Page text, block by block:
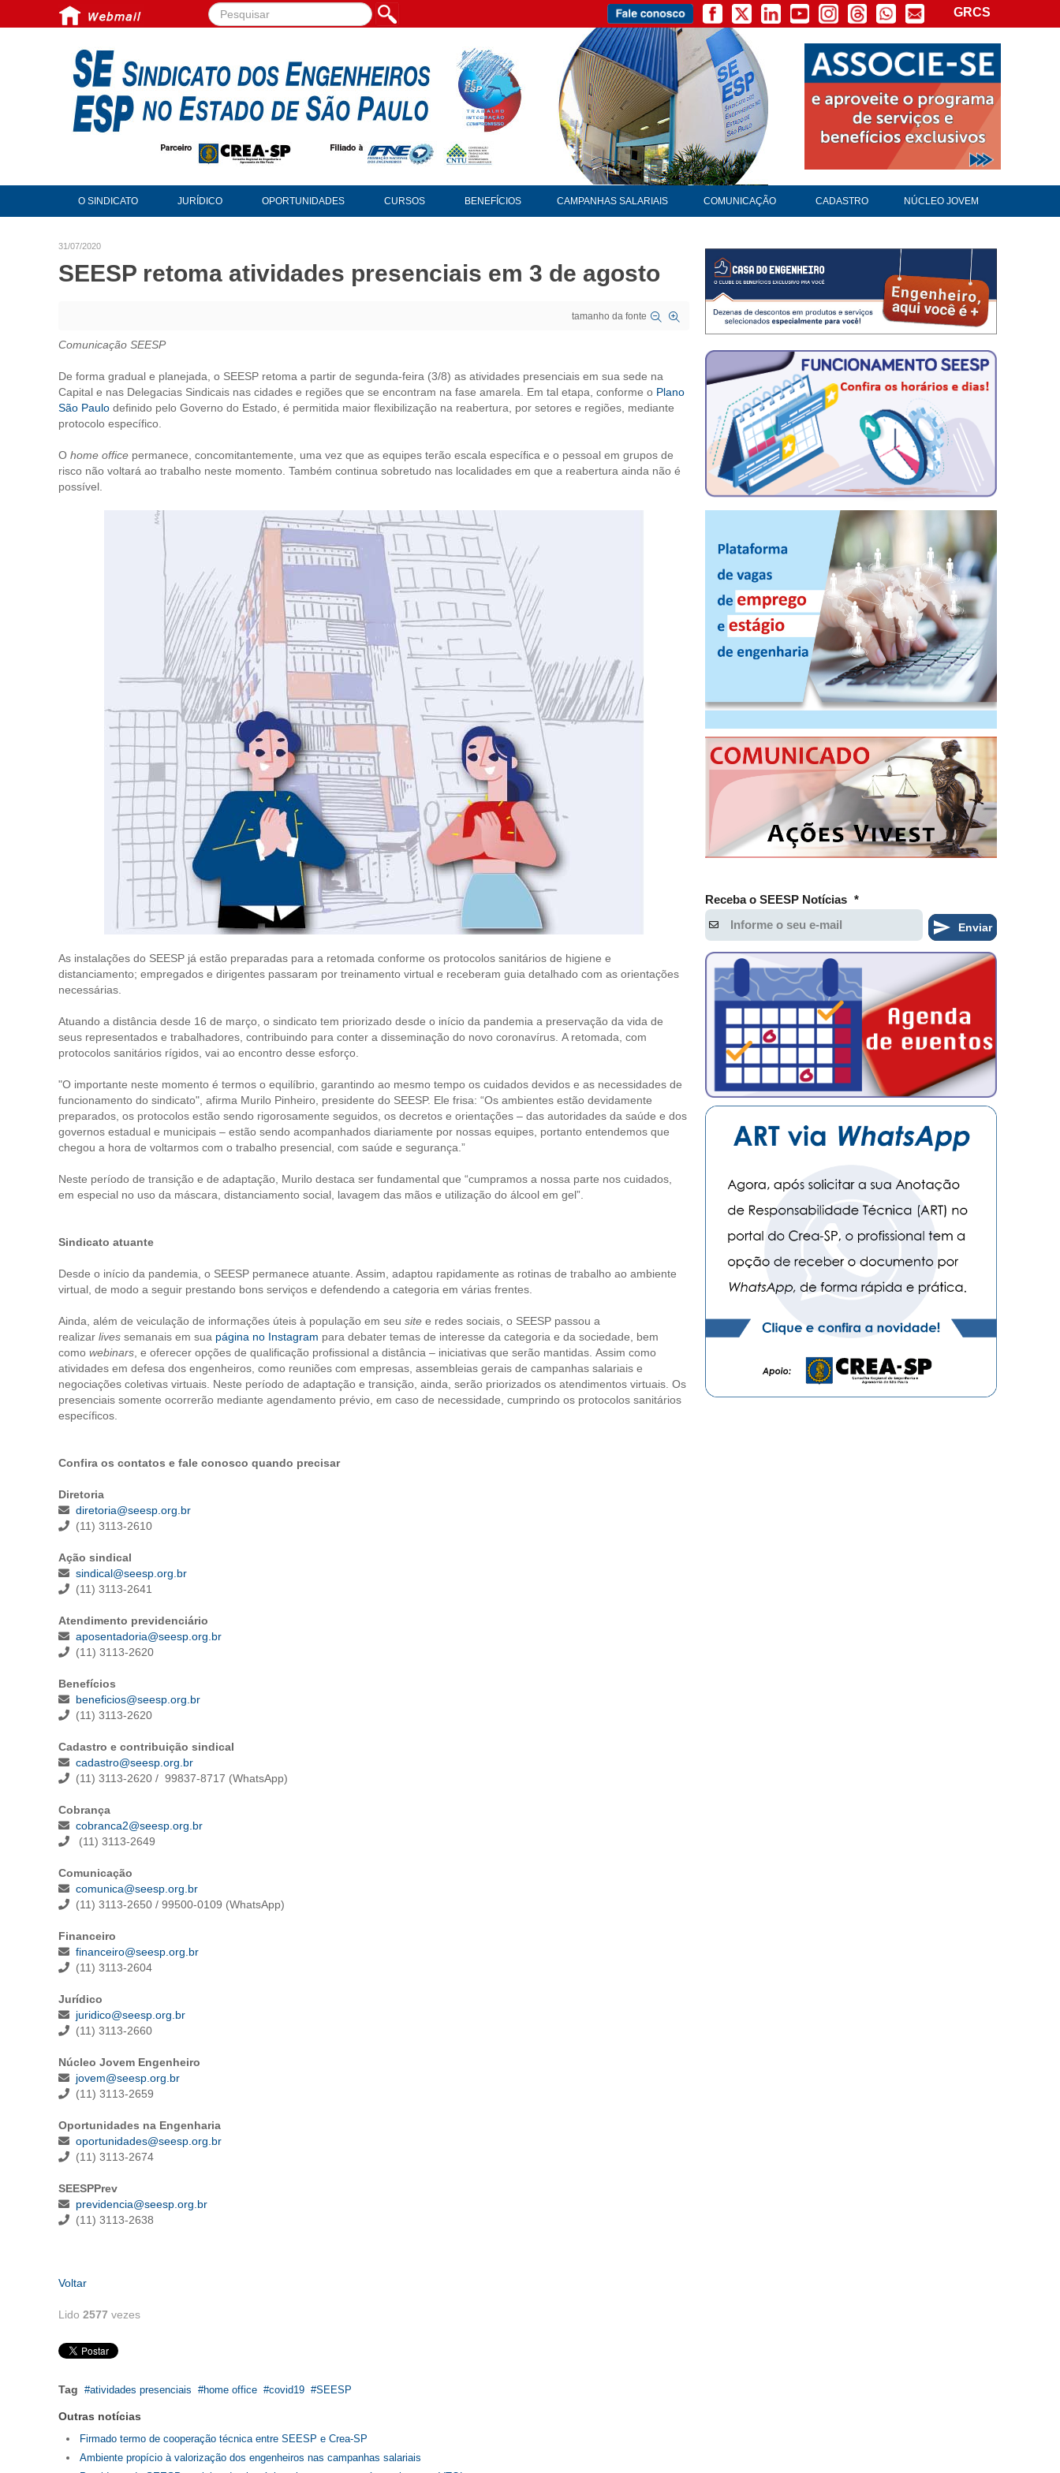
Pesquisar... GRCS
O SINDICATO JURÍDICO OPORTUNIDADES CURSOS BENEFÍCIOS CAMPANHAS SALARIAIS COMUNICAÇÃO CADASTRO NÚCLEO JOVEM
31/07/2020
SEESP retoma atividades presenciais em 3 de agosto
tamanho da fonte
Comunicação SEESP
De forma gradual e planejada, o SEESP retoma a partir de segunda-feira (3/8) as atividades presenciais em sua sede na
Capital e nas Delegacias Sindicais nas cidades e regiões que se encontram na fase amarela. Em tal etapa, conforme o Plano
São Paulo definido pelo Governo do Estado, é permitida maior flexibilização na reabertura, por setores e regiões, mediante
protocolo específico.
O home office permanece, concomitantemente, uma vez que as equipes terão escala específica e o pessoal em grupos de
risco não voltará ao trabalho neste momento. Também continua sobretudo nas localidades em que a reabertura ainda não é
possível.
As instalações do SEESP já estão preparadas para a retomada conforme os protocolos sanitários de higiene e
distanciamento; empregados e dirigentes passaram por treinamento virtual e receberam guia detalhado com as orientações
necessárias.
Atuando a distância desde 16 de março, o sindicato tem priorizado desde o início da pandemia a preservação da vida de
seus representados e trabalhadores, contribuindo para conter a disseminação do novo coronavírus. A retomada, com
protocolos sanitários rígidos, vai ao encontro desse esforço.
"O importante neste momento é termos o equilíbrio, garantindo ao mesmo tempo os cuidados devidos e as necessidades de
funcionamento do sindicato", afirma Murilo Pinheiro, presidente do SEESP. Ele frisa: “Os ambientes estão devidamente
preparados, os protocolos estão sendo rigorosamente seguidos, os decretos e orientações – das autoridades da saúde e dos
governos estadual e municipais – estão sendo acompanhados diariamente por nossas equipes, portanto entendemos que
chegou a hora de voltarmos com o trabalho presencial, com saúde e segurança.”
Neste período de transição e de adaptação, Murilo destaca ser fundamental que “cumpramos a nossa parte nos cuidados,
em especial no uso da máscara, distanciamento social, lavagem das mãos e utilização do álcool em gel”.
Sindicato atuante
Desde o início da pandemia, o SEESP permanece atuante. Assim, adaptou rapidamente as rotinas de trabalho ao ambiente
virtual, de modo a seguir prestando bons serviços e defendendo a categoria em várias frentes.
Ainda, além de veiculação de informações úteis à população em seu site e redes sociais, o SEESP passou a
realizar lives semanais em sua página no Instagram para debater temas de interesse da categoria e da sociedade, bem
como webinars , e oferecer opções de qualificação profissional a distância – iniciativas que serão mantidas. Assim como
atividades em defesa dos engenheiros, como reuniões com empresas, assembleias gerais de campanhas salariais e
negociações coletivas virtuais. Neste período de adaptação e transição, ainda, serão priorizados os atendimentos virtuais. Os
presenciais somente ocorrerão mediante agendamento prévio, em caso de necessidade, cumprindo os protocolos sanitários
específicos.
Confira os contatos e fale conosco quando precisar
Diretoria
diretoria@seesp.org.br
(11) 3113-2610
Ação sindical
sindical@seesp.org.br
(11) 3113-2641
Atendimento previdenciário
aposentadoria@seesp.org.br
(11) 3113-2620
Benefícios
beneficios@seesp.org.br
(11) 3113-2620
Cadastro e contribuição sindical
cadastro@seesp.org.br
(11) 3113-2620 / 99837-8717 (WhatsApp)
Cobrança
cobranca2@seesp.org.br
(11) 3113-2649
Comunicação
comunica@seesp.org.br
(11) 3113-2650 / 99500-0109 (WhatsApp)
Financeiro
financeiro@seesp.org.br
(11) 3113-2604
Jurídico
juridico@seesp.org.br
(11) 3113-2660
Núcleo Jovem Engenheiro
jovem@seesp.org.br
(11) 3113-2659
Oportunidades na Engenharia
oportunidades@seesp.org.br
(11) 3113-2674
SEESPPrev
previdencia@seesp.org.br
(11) 3113-2638
Voltar
Lido 2577 vezes
Tag atividades presenciais home office covid19 SEESP
Outras notícias
Firmado termo de cooperação técnica entre SEESP e Crea-SP
Ambiente propício à valorização dos engenheiros nas campanhas salariais
Receba o SEESP Notícias *
Enviar